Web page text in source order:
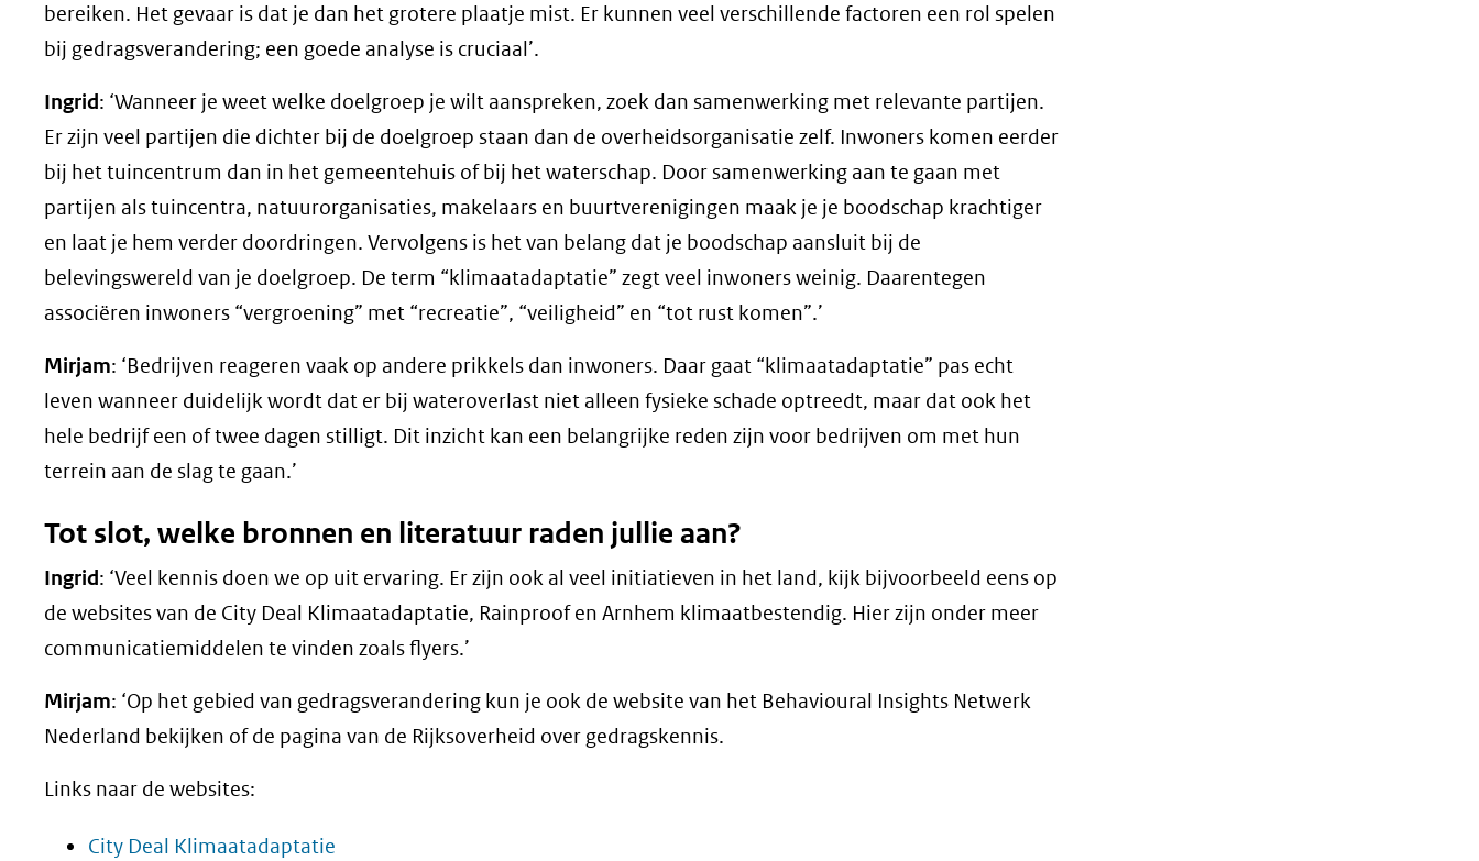
bereiken. Het gevaar is dat je dan het grotere plaatje mist. Er kunnen veel verschillende factoren een rol spelen
bij gedragsverandering; een goede analyse is cruciaal’.
Ingrid: ‘Wanneer je weet welke doelgroep je wilt aanspreken, zoek dan samenwerking met relevante partijen.
Er zijn veel partijen die dichter bij de doelgroep staan dan de overheidsorganisatie zelf. Inwoners komen eerder
bij het tuincentrum dan in het gemeentehuis of bij het waterschap. Door samenwerking aan te gaan met
partijen als tuincentra, natuurorganisaties, makelaars en buurtverenigingen maak je je boodschap krachtiger
en laat je hem verder doordringen. Vervolgens is het van belang dat je boodschap aansluit bij de
belevingswereld van je doelgroep. De term “klimaatadaptatie” zegt veel inwoners weinig. Daarentegen
associëren inwoners “vergroening” met “recreatie”, “veiligheid” en “tot rust komen”.’
Mirjam: ‘Bedrijven reageren vaak op andere prikkels dan inwoners. Daar gaat “klimaatadaptatie” pas echt
leven wanneer duidelijk wordt dat er bij wateroverlast niet alleen fysieke schade optreedt, maar dat ook het
hele bedrijf een of twee dagen stilligt. Dit inzicht kan een belangrijke reden zijn voor bedrijven om met hun
terrein aan de slag te gaan.’
Tot slot, welke bronnen en literatuur raden jullie aan?
Ingrid: ‘Veel kennis doen we op uit ervaring. Er zijn ook al veel initiatieven in het land, kijk bijvoorbeeld eens op
de websites van de City Deal Klimaatadaptatie, Rainproof en Arnhem klimaatbestendig. Hier zijn onder meer
communicatiemiddelen te vinden zoals flyers.’
Mirjam: ‘Op het gebied van gedragsverandering kun je ook de website van het Behavioural Insights Netwerk
Nederland bekijken of de pagina van de Rijksoverheid over gedragskennis.
Links naar de websites:
City Deal Klimaatadaptatie